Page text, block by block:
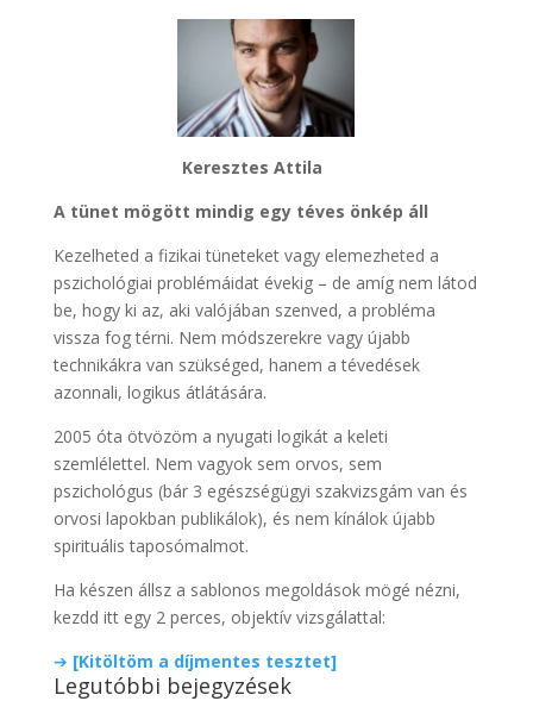
Keresztes Attila
A tünet mögött mindig egy téves önkép áll
Kezelheted a fizikai tüneteket vagy elemezheted a
pszichológiai problémáidat évekig – de amíg nem látod
be, hogy ki az, aki valójában szenved, a probléma
vissza fog térni. Nem módszerekre vagy újabb
technikákra van szükséged, hanem a tévedések
azonnali, logikus átlátására.
2005 óta ötvözöm a nyugati logikát a keleti
szemlélettel. Nem vagyok sem orvos, sem
pszichológus (bár 3 egészségügyi szakvizsgám van és
orvosi lapokban publikálok), és nem kínálok újabb
spirituális taposómalmot.
Ha készen állsz a sablonos megoldások mögé nézni,
kezdd itt egy 2 perces, objektív vizsgálattal:
➔ [Kitöltöm a díjmentes tesztet]
Legutóbbi bejegyzések